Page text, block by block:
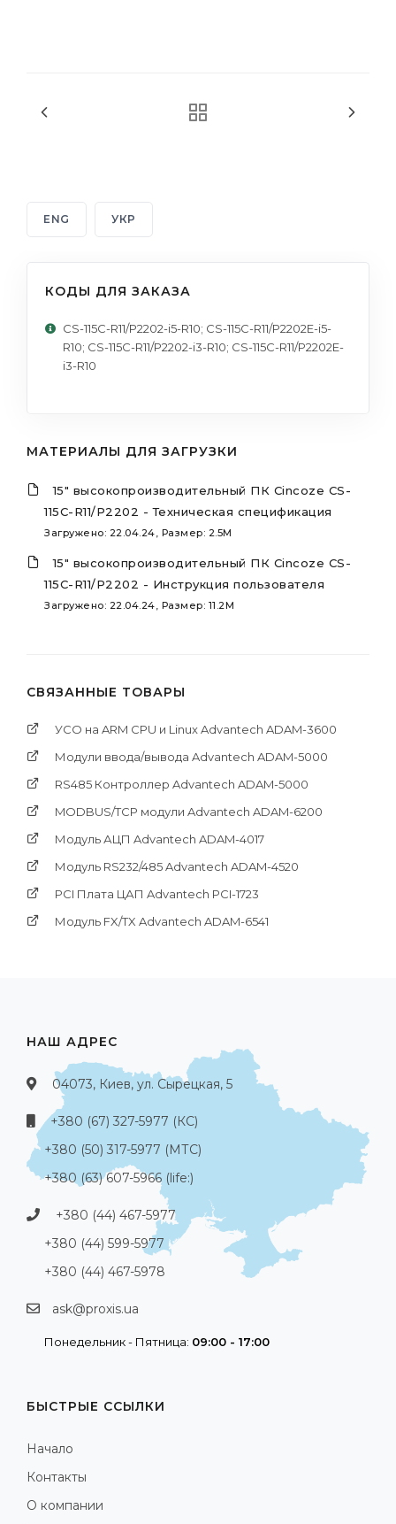
ENG УКР
КОДЫ ДЛЯ ЗАКАЗА
CS-115C-R11/P2202-i5-R10; CS-115C-R11/P2202E-i5-
R10; CS-115C-R11/P2202-i3-R10; CS-115C-R11/P2202E-
i3-R10
МАТЕРИАЛЫ ДЛЯ ЗАГРУЗКИ
15" высокопроизводительный ПК Cincoze CS-
115C-R11/P2202 - Техническая спецификация
Загружено: 22.04.24, Размер: 2.5M
15" высокопроизводительный ПК Cincoze CS-
115C-R11/P2202 - Инструкция пользователя
Загружено: 22.04.24, Размер: 11.2M
СВЯЗАННЫЕ ТОВАРЫ
УСО на ARM CPU и Linux Advantech ADAM-3600
Модули ввода/вывода Advantech ADAM-5000
RS485 Контроллер Advantech ADAM-5000
MODBUS/TCP модули Advantech ADAM-6200
Модуль АЦП Advantech ADAM-4017
Модуль RS232/485 Advantech ADAM-4520
PCI Платa ЦАП Advantech PCI-1723
Модуль FX/TX Advantech ADAM-6541
НАШ АДРЕС
04073, Киев, ул. Сырецкая, 5
+380 (67) 327-5977 (КС)
+380 (50) 317-5977 (МТС)
+380 (63) 607-5966 (life:)
+380 (44) 467-5977
+380 (44) 599-5977
+380 (44) 467-5978
ask@proxis.ua
Понедельник - Пятница: 09:00 - 17:00
БЫСТРЫЕ ССЫЛКИ
Начало
Контакты
О компании